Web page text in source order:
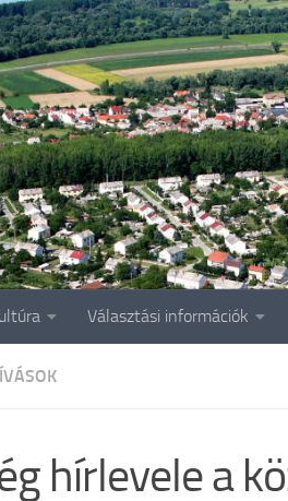
Választási információk
hírlevele a